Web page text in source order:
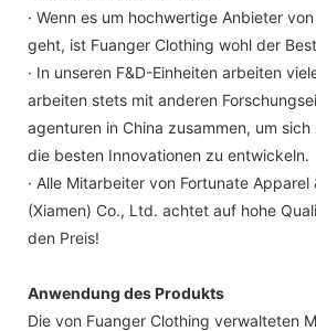
· Wenn es um hochwertige Anbieter
geht, ist Fuanger Clothing wohl der
· In unseren F&D-Einheiten arbeiten
arbeiten stets mit anderen
agenturen in China zusammen, um
die besten Innovationen zu entwickeln.
· Alle Mitarbeiter von Fortunate Apparel
(Xiamen) Co., Ltd. achtet auf hohe
den Preis!
Anwendung des Produkts
Die von Fuanger Clothing verwalteten